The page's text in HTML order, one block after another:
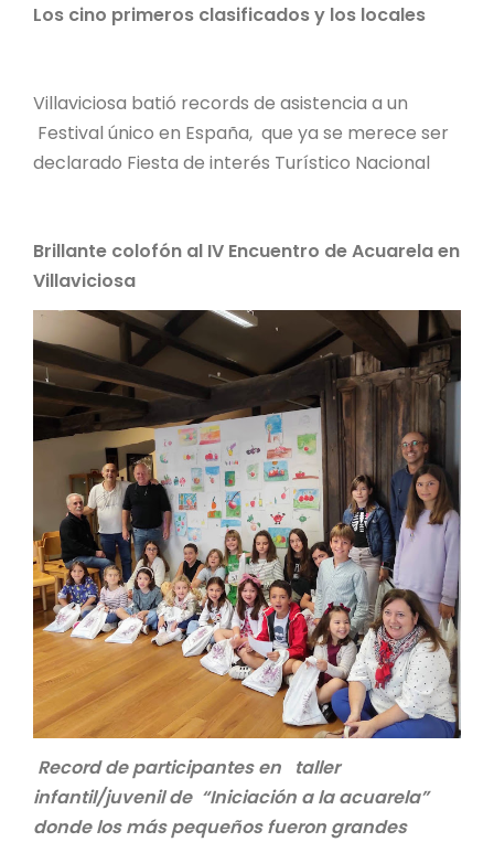
Los cino primeros clasificados y los locales
Villaviciosa batió records de asistencia a un
Festival único en España, que ya se merece ser
declarado Fiesta de interés Turístico Nacional
Brillante colofón al IV Encuentro de Acuarela en
Villaviciosa
Record de participantes en taller
infantil/juvenil de “Iniciación a la acuarela”
donde los más pequeños fueron grandes